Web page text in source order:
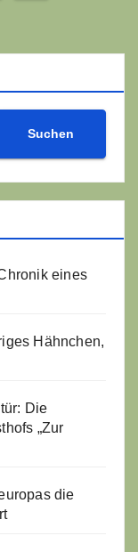
Suchen
eines
Hähnchen,
Die
„Zur
die